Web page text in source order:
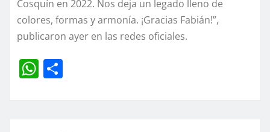
Cosquín en 2022. Nos deja un legado lleno de
colores, formas y armonía. ¡Gracias Fabián!”,
publicaron ayer en las redes oficiales.
W